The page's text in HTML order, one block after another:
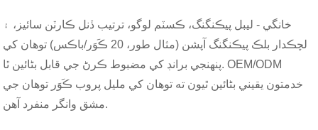
خانگي - ليبل پيڪنگنگ، ڪسٽم لوگو، ترتيب ڏنل ڪارٽن سائيز، ۽
لچڪدار بلڪ پيڪنگنگ آپشن (مثال طور، 20 ڪَوَر/باڪس) توهان کي
پنهنجي برانڊ کي مضبوط ڪرڻ جي قابل بڻائين ٿا. OEM/ODM
خدمتون يقيني بڻائين ٿيون ته توهان کي مليل پروب ڪَوَر توهان جي
مشق وانگر منفرد آهن.